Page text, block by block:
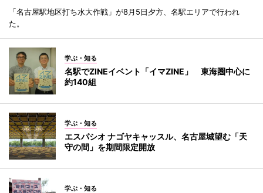
「名古屋駅地区打ち水大作戦」が8月5日夕方、名駅エリアで行われ
た。
学ぶ・知る
名駅でZINEイベント「イマZINE」 東海圏中心に
約140組
学ぶ・知る
エスパシオ ナゴヤキャッスル、名古屋城望む「天
守の間」を期間限定開放
学ぶ・知る